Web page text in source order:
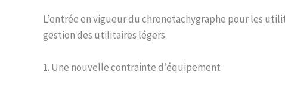
L’entrée en vigueur du chronotachygraphe pour les
gestion des utilitaires légers.
1. Une nouvelle contrainte d’équipement